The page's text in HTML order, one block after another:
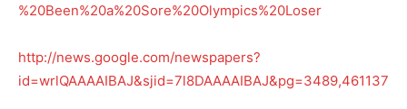
%20Been%20a%20Sore%20Olympics%20Loser
http://news.google.com/newspapers?
id=wrlQAAAAIBAJ&sjid=7l8DAAAAIBAJ&pg=3489,461137